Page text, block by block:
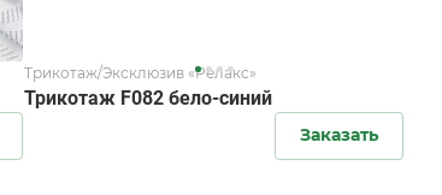
Трикотаж/Эксклюзив «Релакс»
Трикотаж F082 бело-синий
Заказать